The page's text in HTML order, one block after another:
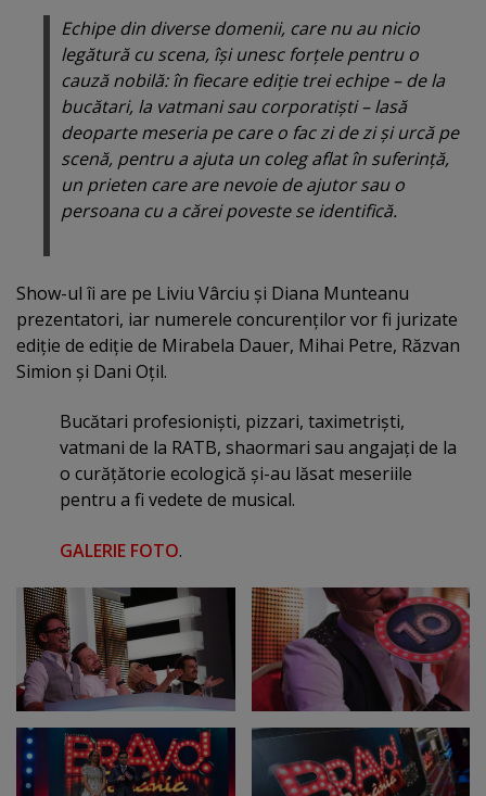
Echipe din diverse domenii, care nu au nicio
legătură cu scena, îşi unesc forţele pentru o
cauză nobilă: în fiecare ediţie trei echipe – de la
bucătari, la vatmani sau corporatişti – lasă
deoparte meseria pe care o fac zi de zi şi urcă pe
scenă, pentru a ajuta un coleg aflat în suferinţă,
un prieten care are nevoie de ajutor sau o
persoana cu a cărei poveste se identifică.
Show-ul îi are pe Liviu Vârciu şi Diana Munteanu
prezentatori, iar numerele concurenţilor vor fi jurizate
ediţie de ediţie de Mirabela Dauer, Mihai Petre, Răzvan
Simion şi Dani Oţil.
Bucătari profesionişti, pizzari, taximetrişti,
vatmani de la RATB, shaormari sau angajaţi de la
o curăţătorie ecologică şi-au lăsat meseriile
pentru a fi vedete de musical.
GALERIE FOTO.